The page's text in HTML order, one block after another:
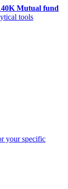
Mutual fund
tools
your specific